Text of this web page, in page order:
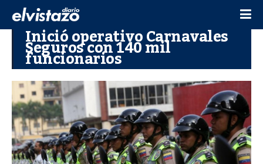
Inició operativo Carnavales
Seguros con 140 mil
funcionarios